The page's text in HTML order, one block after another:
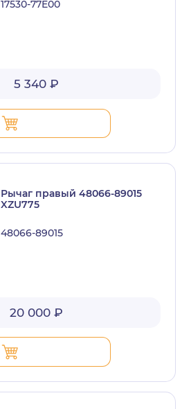
17530-77E00
5 340 ₽
Рычаг правый 48066-89015
XZU775
48066-89015
20 000 ₽